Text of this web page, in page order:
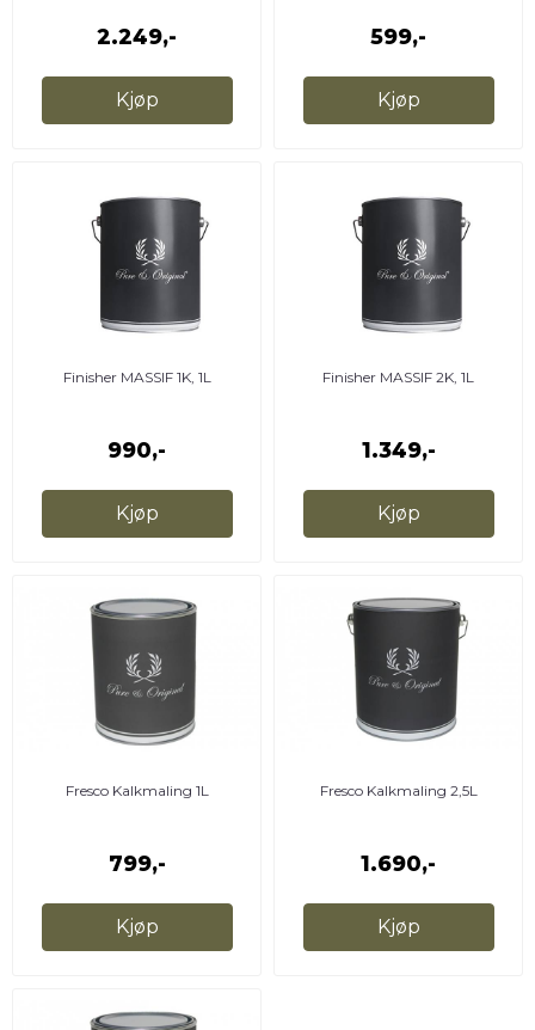
2.249,-
Kjøp
599,-
Kjøp
Finisher MASSIF 1K, 1L
990,-
Kjøp
Finisher MASSIF 2K, 1L
1.349,-
Kjøp
Fresco Kalkmaling 1L
799,-
Kjøp
Fresco Kalkmaling 2,5L
1.690,-
Kjøp